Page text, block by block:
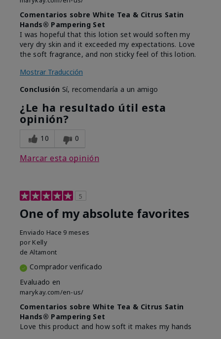
Comentarios sobre White Tea & Citrus Satin
Hands® Pampering Set
I was hopeful that this lotion set would soften my
very dry skin and it exceeded my expectations. Love
the soft fragrance, and non sticky feel of this lotion.
Mostrar Traducción
Conclusión Sí, recomendaría a un amigo
¿Le ha resultado útil esta
opinión?
10 0
Marcar esta opinión
5
One of my absolute favorites
Enviado Hace 9 meses
por Kelly
de Altamont
Comprador verificado
Evaluado en
marykay.com/en-us/
Comentarios sobre White Tea & Citrus Satin
Hands® Pampering Set
Love this product and how soft it makes my hands